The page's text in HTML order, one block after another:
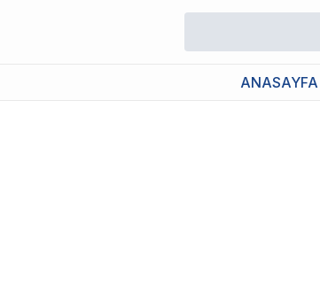
ANASAYFA